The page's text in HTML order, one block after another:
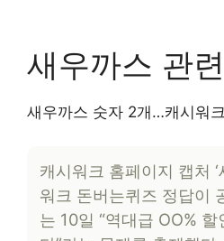
새우까스 관
새우까스 숫자 2개…캐시워
캐시워크 홈페이지 캡처 ‘
워크 돈버는퀴즈 정답이
는 10일 “역대급 OO% 할